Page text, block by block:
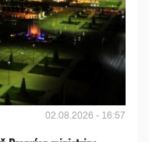
02.08.2026 - 16:57